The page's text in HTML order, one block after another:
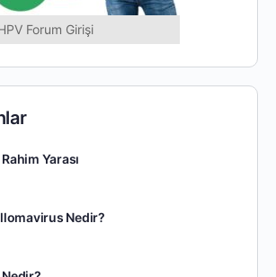
Forum Girişi
Yarası
Nedir?